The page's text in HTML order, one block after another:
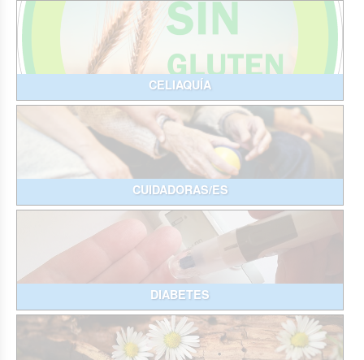
CELIAQUÍA
CUIDADORAS/ES
DIABETES